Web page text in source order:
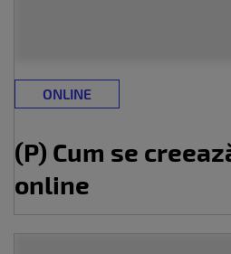
ONLINE
(P) Cum se
online